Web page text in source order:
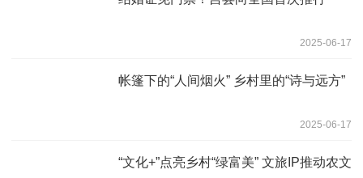
2025-06-17
帐篷下的“人间烟火” 乡村里的“诗与远方”
2025-06-17
“文化+”点亮乡村“绿富美” 文旅IP推动农文